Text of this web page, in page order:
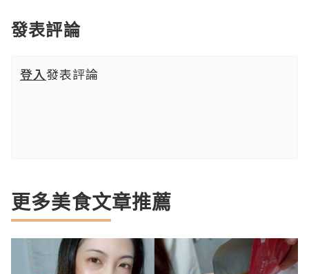
發表評論
登入發表評論
更多美食文章推薦